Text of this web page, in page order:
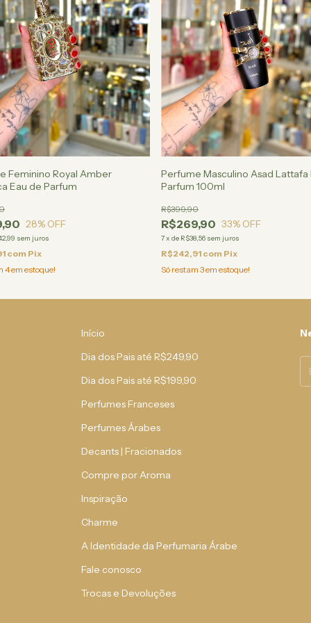
Feminino Royal Amber
Eau de Parfum
28% OFF
sem juros
com Pix
4em estoque!
Perfume Masculino Asad Lattafa
Parfum 100ml
R$269,90
R$399,90
33% OFF
7x de R$38,56 sem juros
R$242,91 com Pix
Só restam 3em estoque!
Início
Dia dos Pais até R$249,90
Dia dos Pais até R$199,90
Perfumes Franceses
Perfumes Árabes
Decants | Fracionados
Compre por Aroma
Inspiração
Charme
A Identidade da Perfumaria Árabe
Fale conosco
Trocas e Devoluções